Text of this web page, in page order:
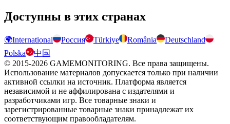
Доступны в этих странах
🌍International Россия Türkiye România
Deutschland
Polska
中国
© 2015-2026 GAMEMONITORING. Все права защищены.
Использование материалов допускается только при наличии
активной ссылки на источник. Платформа является
независимой и не аффилирована с издателями и
разработчиками игр. Все товарные знаки и
зарегистрированные товарные знаки принадлежат их
соответствующим правообладателям.